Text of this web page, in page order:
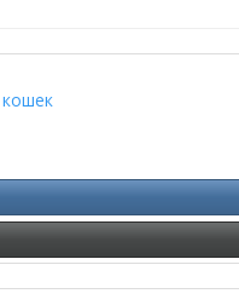
кошек